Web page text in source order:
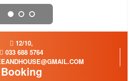
12/10,
033 688 5764
Booking